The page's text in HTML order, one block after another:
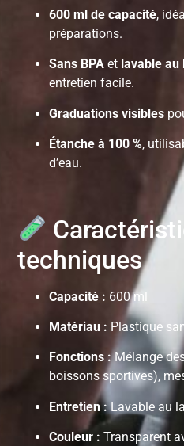
600 ml de capacité,
préparations.
Sans BPA et lavable au
entretien facile.
Graduations visibles
Étanche à 100 %,
d’eau.
techniques
Capacité : 600 ml
Matériau : Plastique
Fonctions :Mélange
boissons sportives),
Entretien :Lavable au
Couleur : Transparent